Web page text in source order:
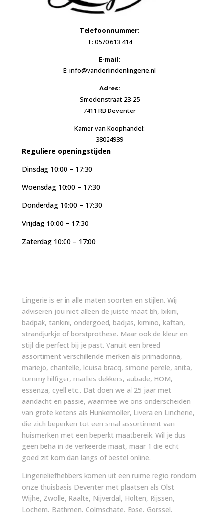
Telefoonnummer:
T: 0570 613 414
E-mail:
E: info@vanderlindenlingerie.nl
Adres:
Smedenstraat 23-25
7411 RB Deventer
Kamer van Koophandel:
38024939
Reguliere openingstijden
Dinsdag 10:00 – 17:30
Woensdag 10:00 – 17:30
Donderdag 10:00 – 17:30
Vrijdag 10:00 – 17:30
Zaterdag 10:00 – 17:00
Lingerie is er in alle maten soorten en stijlen. Wij
adviseren jou niet alleen de juiste maat bh, bikini,
badpak, tankini, ondergoed, badjas, kimino, kaftan,
strandjurkje of borstprothese. Maar ook de kleur en
stijl die perfect bij je past. Vanuit een breed
assortiment verschillende merken als primadonna,
mariejo, chantelle, louisa bracq, simone perele, anita,
tommy hilfiger, marlies dekkers, aubade, HOM,
essenza, cyell etc.. Dat doen we al 25 jaar met
aandacht en passie, waarmee we ons onderscheiden
van grote ketens als Hunkemoller, Livera en Lincherie,
die zich beperken tot een smal assortiment van
huismerken met een beperkt maatbereik. Wil je dus
geen beha in de verkeerde maat, maar 1 die echt
goed zit kom dan langs of bestel online.
Lingerieliefhebbers komen uit een ruime regio rondom
onze thuisbasis Deventer met plaatsen als Olst,
Wijhe, Zwolle, Raalte, Nijverdal, Holten, Rijssen,
Lochem, Bathmen, Colmschate, Epse, Gorssel,